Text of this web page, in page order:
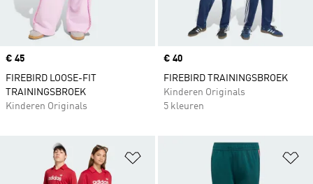
Price
€ 45
FIREBIRD LOOSE-FIT
TRAININGSBROEK
Kinderen Originals
Price
€ 40
FIREBIRD TRAININGSBROEK
Kinderen Originals
5 kleuren
Op verlanglijst zetten